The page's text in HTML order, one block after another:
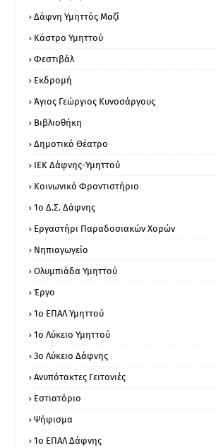
Δάφνη Υμηττός Μαζί
Κάστρο Υμηττού
Φεστιβάλ
Εκδρομή
Άγιος Γεώργιος Κυνοσάργους
Βιβλιοθήκη
Δημοτικό Θέατρο
ΙΕΚ Δάφνης-Υμηττού
Κοινωνικό Φροντιστήριο
1ο Δ.Σ. Δάφνης
Εργαστήρι Παραδοσιακών Χορών
Νηπιαγωγείο
Ολυμπιάδα Υμηττού
Έργο
1o ΕΠΑΛ Υμηττού
1ο Λύκειο Υμηττού
3ο Λύκειο Δάφνης
Ανυπότακτες Γειτονιές
Εστιατόριο
Ψήφισμα
1ο ΕΠΑΛ Δάφνης